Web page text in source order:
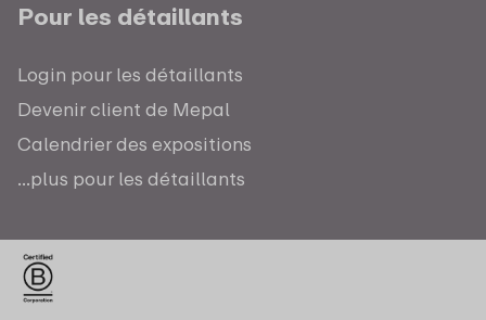
Pour les détaillants
Login pour les détaillants
Devenir client de Mepal
Calendrier des expositions
...plus pour les détaillants